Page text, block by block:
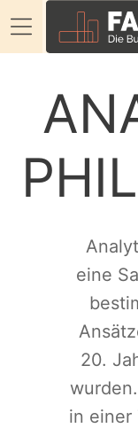
eine
20.
in einer